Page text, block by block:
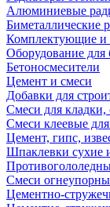
Алюминиевые
Биметаллические
Комплектующие и
Оборудование для
Бетоносмесители
Цемент и смеси
Добавки для
Смеси для кладки,
Смеси клеевые
Цемент, гипс,
Шпаклевки сухие
Смеси
Цементно-